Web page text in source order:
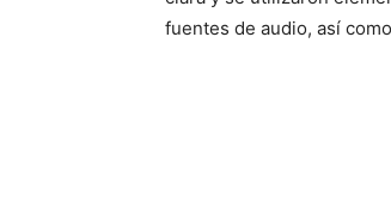
fuentes de audio, así